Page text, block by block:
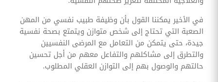
في الأخير يمكننا القول بأن وظيفة طبيب نفسي من المهن
الصعبة التي تحتاج إلى شخص متوازن ويتمتع بصحة نفسية
جيدة، حتى يتمكن من التعامل مع المرضى النفسيين
والتطرق إلى مشاكلهم والتفاعل معهم من أجل تحسين
حالتهم والوصول بهم إلى التوازن العقلي المطلوب.